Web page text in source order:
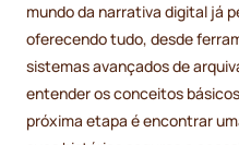
mundo da narrativa digital já
oferecendo tudo, desde
sistemas avançados de
entender os conceitos
próxima etapa é encontrar